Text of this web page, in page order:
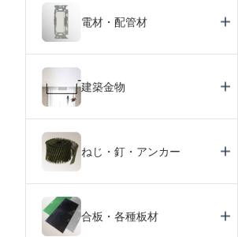
電材・配管材
建築金物
ねじ・釘・アンカー
合板・各種板材